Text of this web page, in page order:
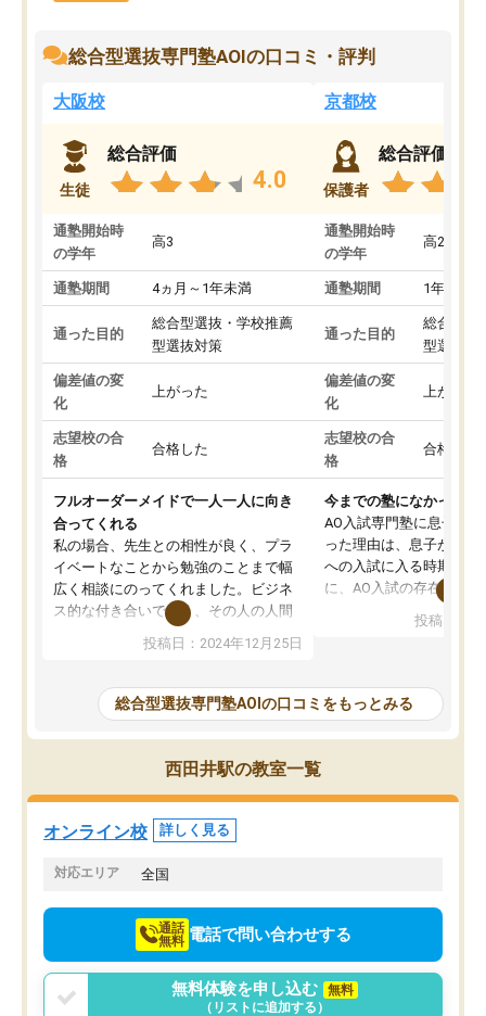
総合型選抜専門塾AOIの口コミ・評判
大阪校
生徒
総合評価
4.0
通塾開始時
の学年
高3
通塾期間 4ヵ月～1年未満
通った目的
総合型選抜・学校推薦
型選抜対策
偏差値の変
化
上がった
志望校の合
格
合格した
フルオーダーメイドで一人一人に向き
合ってくれる
私の場合、先生との相性が良く、プラ
イベートなことから勉強のことまで幅
広く相談にのってくれました。ビジネ
ス的な付き合いでなく、その人の人間
性までを適切に把握し、むきあってい
るなぁと強く感じることできました。
と相談すると、他の先生も紹介してく
ださり、客観的なアドバイスもいただ
くことができました（志望理由・自己
PR等の添削において）。そして、なに
より自習室が解放されている点がよか
ったです。友達と好きな時間に自習
し、お互いを高めあえる環境がありま
投稿日：2024年12月25日
京都校
保護者
総合評価
通塾開始時
の学年
高2
通塾期間 1年以上
通った目的
総合型選
型選抜対
偏差値の変
化
上がった
志望校の合
格
合格した
今までの塾になかった
AO入試専門塾に息子を
った理由は、息子が高校
への入試に入る時期に差
に、AO入試の存在を息
たことから、AOIに入塾
で、AO入試を改めて知
それに対しての具体的な
ことでした。更に子供の
けてらっしゃいますので
投稿日：
総合型選抜専門塾AOIの口コミをもっとみる
西田井駅の教室一覧
オンライン校 詳しく見る
対応エリア 全国
通話
無料 電話で問い合わせする
無料体験を申し込む
無料
（リストに追加する）